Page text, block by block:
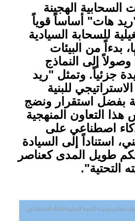
السحابية الهجينة
هات" أساساً قوياً
للسحابة السيادية
بدءاً من البيئات
وصولاً إلى النماذج
جزئياً. وتمثل "ريد
للبنية
بفضل استقرار ونضج
هذا التعاون المنهجية
ذكاء اصطناعي على
استناداً إلى السيادة
طويل المدى كعناصر
التحتية".
و"كور 42" ترسيان معايير جديدة للبنية التحتية للذكاء الاصطناعي